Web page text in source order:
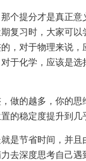
个提分才是真正
复习时，大家可以
，对于物理来说，
于化学，应该是选
做的越多，你的
的稳定度提升到几
是节省时间，并
去深度思考自己